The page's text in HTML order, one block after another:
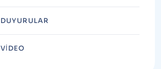
DUYURULAR
VIDEO